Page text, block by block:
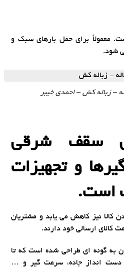
معمولاً برای حمل بارهای سبک و
شود.
– زباله کش – احمدی خیبر
سقف شرقی
و تجهیزات
است.
کالا نیز کاهش می یابد و مشتریان
کالای ارسالی خود دارند.
به گونه ای طراحی شده است که تا
دست انداز جاده، سرعت گیر و …